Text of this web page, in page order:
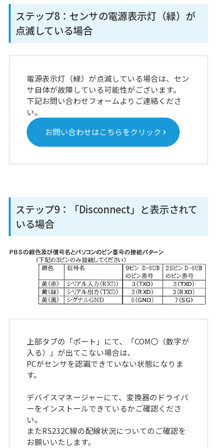
ステップ8：センサの電源表示灯（緑）が
点滅している場合
電源表示灯（緑）が点滅している場合は、セン
サ自体が故障している可能性がございます。
下記お問い合わせフォームよりご連絡くださ
い。
お問い合わせはこちらをクリック
ステップ9：「Disconnect」と表示されて
いる場合
上部タブの「ポート」にて、「COM〇（数字が
入る）」が出てこない場合は、
PCがセンサを認識できていない状態になりま
す。
デバイスマネージャーにて、変換器のドライバ
ーをインストールできているかご確認くださ
い。
またRS232C線の配線状況についてのご確認を
お願いいたします。